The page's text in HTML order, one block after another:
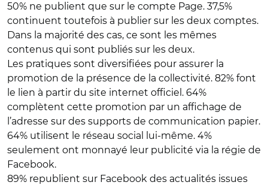
50% ne publient que sur le compte Page. 37,5%
continuent toutefois à publier sur les deux comptes.
Dans la majorité des cas, ce sont les mêmes
contenus qui sont publiés sur les deux.
Les pratiques sont diversifiées pour assurer la
promotion de la présence de la collectivité. 82% font
le lien à partir du site internet officiel. 64%
complètent cette promotion par un affichage de
l’adresse sur des supports de communication papier.
64% utilisent le réseau social lui-même. 4%
seulement ont monnayé leur publicité via la régie de
Facebook.
89% republient sur Facebook des actualités issues